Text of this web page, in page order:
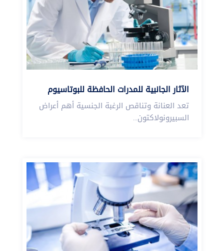
الآثار الجانبية للمدرات الحافظة للبوتاسيوم
تعد العنانة وتناقص الرغبة الجنسية أهم أعراض
السبيرونولاكتون...